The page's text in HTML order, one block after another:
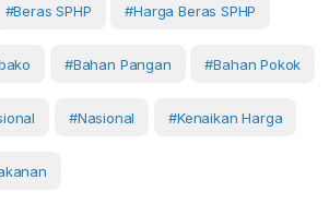
#Beras SPHP #Harga Beras SPHP
#Bahan Pangan #Bahan Pokok
#Nasional #Kenaikan Harga